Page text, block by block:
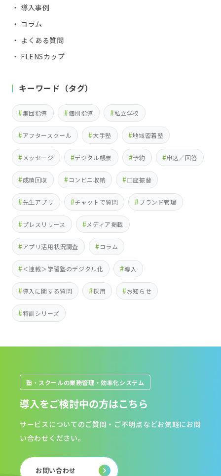
・ 導入事例
・ コラム
・ よくある質問
・ FLENSカップ
キーワード（タグ）
集団指導 個別指導 私立学校
アフタースクール 大手塾 地域密着塾
メッセージ デジタル帳票 予約 申込／回答
成績回収 コンビニ収納 口座振替
先生アプリ チャットで質問 ブランド管理
プレスリリース メディア掲載
アプリ活用状況調査 コラム
＜連載＞学習塾のデジタル化 導入
導入に関する質問 採用 お知らせ
特訓シリーズ
塾・スクールの業務管理・効率化システム
導入をご検討中の方はこちら
サービスについてのご質問・ご不明点などお気軽にお問
い合わせください。
お問い合わせ